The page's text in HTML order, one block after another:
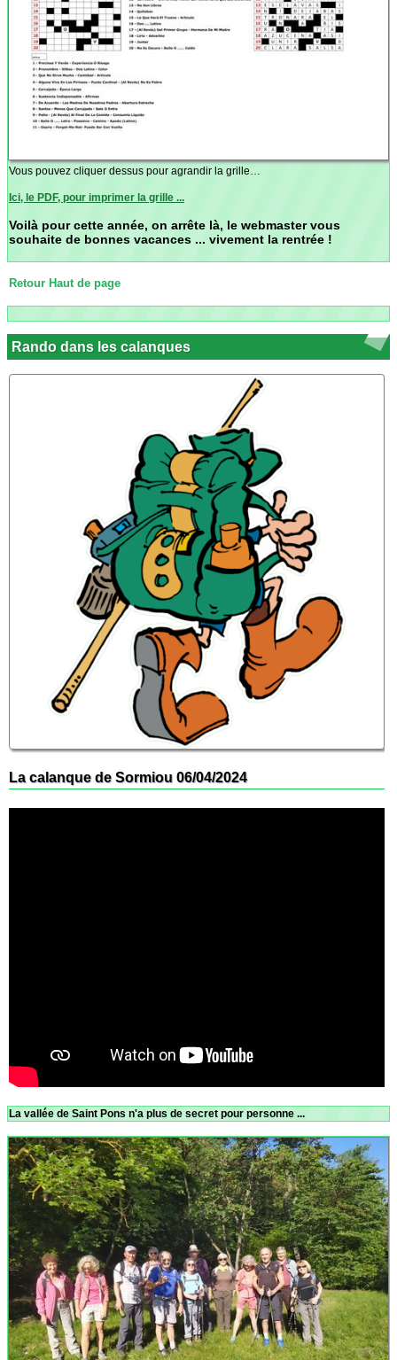
Vous pouvez cliquer dessus pour agrandir la grille…
Ici, le PDF, pour imprimer la grille ...
Voilà pour cette année, on arrête là, le webmaster vous
souhaite de bonnes vacances ... vivement la rentrée !
Retour Haut de page
Rando dans les calanques
La calanque de Sormiou 06/04/2024
La vallée de Saint Pons n'a plus de secret pour personne ...